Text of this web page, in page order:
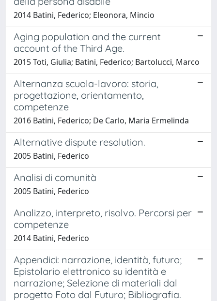
2014 Batini, Federico; Eleonora, Mincio
Aging population and the current
account of the Third Age.
2015 Toti, Giulia; Batini, Federico; Bartolucci, Marco
Alternanza scuola-lavoro: storia,
progettazione, orientamento,
competenze
2016 Batini, Federico; De Carlo, Maria Ermelinda
Alternative dispute resolution.
2005 Batini, Federico
Analisi di comunità
2005 Batini, Federico
Analizzo, interpreto, risolvo. Percorsi per
competenze
2014 Batini, Federico
Appendici: narrazione, identità, futuro;
Epistolario elettronico su identità e
narrazione; Selezione di materiali dal
progetto Foto dal Futuro; Bibliografia.